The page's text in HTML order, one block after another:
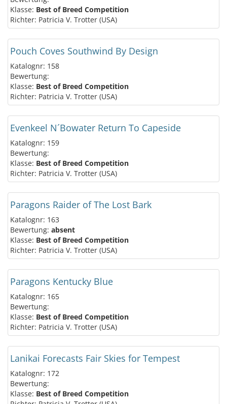
Klasse: Best of Breed Competition
Richter: Patricia V. Trotter (USA)
Pouch Coves Southwind By Design
Katalognr: 158
Bewertung:
Klasse: Best of Breed Competition
Richter: Patricia V. Trotter (USA)
Evenkeel N´Bowater Return To Capeside
Katalognr: 159
Bewertung:
Klasse: Best of Breed Competition
Richter: Patricia V. Trotter (USA)
Paragons Raider of The Lost Bark
Katalognr: 163
Bewertung: absent
Klasse: Best of Breed Competition
Richter: Patricia V. Trotter (USA)
Paragons Kentucky Blue
Katalognr: 165
Bewertung:
Klasse: Best of Breed Competition
Richter: Patricia V. Trotter (USA)
Lanikai Forecasts Fair Skies for Tempest
Katalognr: 172
Bewertung:
Klasse: Best of Breed Competition